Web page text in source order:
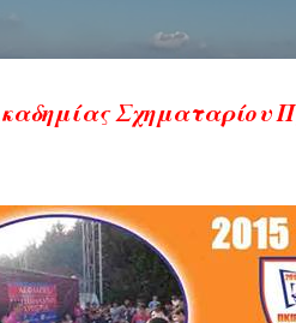
Σχηματαρίου